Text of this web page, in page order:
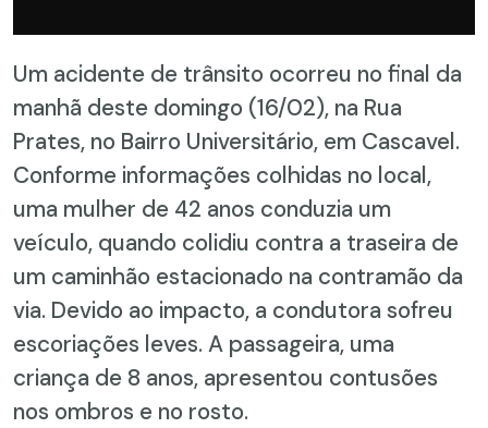
Um acidente de trânsito ocorreu no final da
manhã deste domingo (16/02), na Rua
Prates, no Bairro Universitário, em Cascavel.
Conforme informações colhidas no local,
uma mulher de 42 anos conduzia um
veículo, quando colidiu contra a traseira de
um caminhão estacionado na contramão da
via. Devido ao impacto, a condutora sofreu
escoriações leves. A passageira, uma
criança de 8 anos, apresentou contusões
nos ombros e no rosto.